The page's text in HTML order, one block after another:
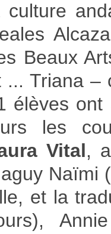
culture
Beaux
... Triana –
élèves ont
les
Vital,
Naïmi
et la